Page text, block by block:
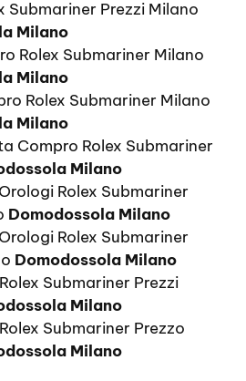
Submariner Prezzi Milano
Milano
Rolex Submariner Milano
Milano
Rolex Submariner Milano
Milano
Compro Rolex Submariner
Milano
Rolex Submariner
Domodossola Milano
Rolex Submariner
Domodossola Milano
Submariner Prezzi
Milano
Submariner Prezzo
Milano